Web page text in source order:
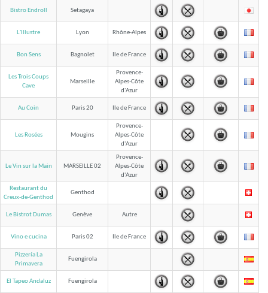
Bistro Endroll Setagaya
L'Illustre Lyon Rhône-Alpes
Bon Sens Bagnolet Ile de France
Les Trois Coups
Cave
Marseille
Provence-
Alpes-Côte
d'Azur
Au Coin Paris 20 Ile de France
Les Rosées Mougins
Provence-
Alpes-Côte
d'Azur
Le Vin sur la Main MARSEILLE 02
Provence-
Alpes-Côte
d'Azur
Restaurant du
Creux-de-Genthod
Genthod
Le Bistrot Dumas Genève Autre
Vino e cucina Paris 02 Ile de France
Pizzería La
Primavera
Fuengirola
El Tapeo Andaluz Fuengirola